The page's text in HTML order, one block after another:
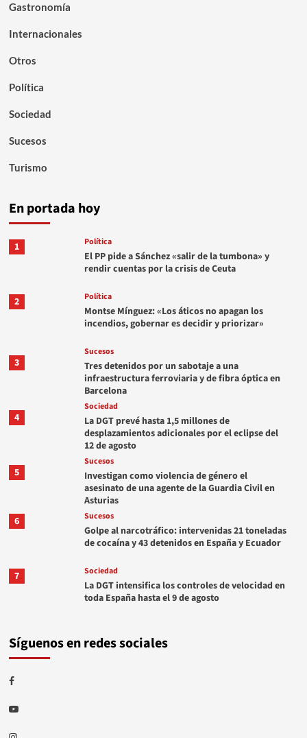
Gastronomía
Internacionales
Otros
Política
Sociedad
Sucesos
Turismo
En portada hoy
1 Política
El PP pide a Sánchez «salir de la tumbona» y
rendir cuentas por la crisis de Ceuta
2 Política
Montse Mínguez: «Los áticos no apagan los
incendios, gobernar es decidir y priorizar»
3
Sucesos
Tres detenidos por un sabotaje a una
infraestructura ferroviaria y de fibra óptica en
Barcelona
4
Sociedad
La DGT prevé hasta 1,5 millones de
desplazamientos adicionales por el eclipse del
12 de agosto
5
Sucesos
Investigan como violencia de género el
asesinato de una agente de la Guardia Civil en
Asturias
6
Sucesos
Golpe al narcotráfico: intervenidas 21 toneladas
de cocaína y 43 detenidos en España y Ecuador
7 Sociedad
La DGT intensifica los controles de velocidad en
toda España hasta el 9 de agosto
Síguenos en redes sociales
Facebook
Youtube
Instagram